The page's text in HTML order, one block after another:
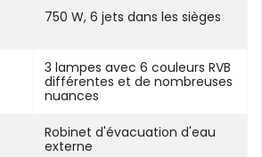
750 W, 6 jets dans les sièges
3 lampes avec 6 couleurs RVB
différentes et de nombreuses
nuances
Robinet d'évacuation d'eau
externe